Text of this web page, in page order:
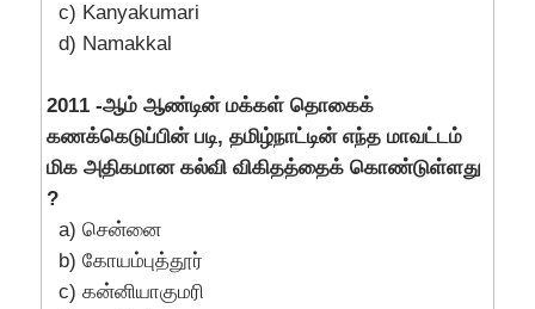
c) Kanyakumari
d) Namakkal
2011 -ஆம் ஆண்டின் மக்கள் தொகைக்
கணக்கெடுப்பின் படி, தமிழ்நாட்டின் எந்த மாவட்டம்
மிக அதிகமான கல்வி விகிதத்தைக் கொண்டுள்ளது
?
a) சென்னை
b) கோயம்புத்தூர்
c) கன்னியாகுமரி